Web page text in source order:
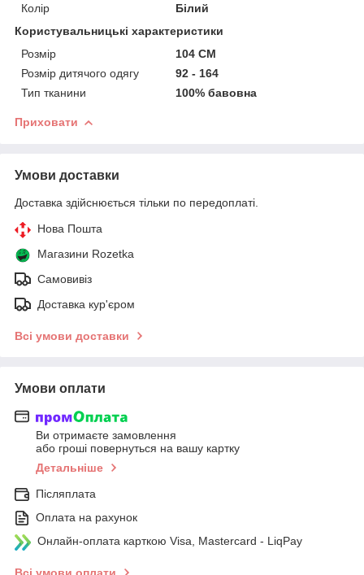
Колір
Білий
Користувальницькі характеристики
Розмір
104 СМ
Розмір дитячого одягу
92 - 164
Тип тканини
100% бавовна
Приховати
Умови доставки
Доставка здійснюється тільки по передоплаті.
Нова Пошта
Магазини Rozetka
Самовивіз
Доставка кур'єром
Всі умови доставки
Умови оплати
Ви отримаєте замовлення
або гроші повернуться на вашу картку
Детальніше
Післяплата
Оплата на рахунок
Онлайн-оплата карткою Visa, Mastercard - LiqPay